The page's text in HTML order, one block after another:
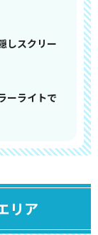
しスクリー
ーライトで
リア